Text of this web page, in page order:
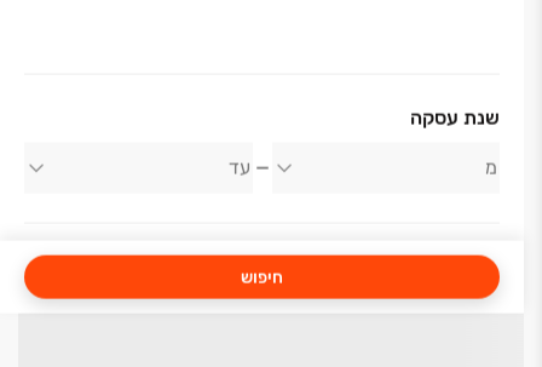
שנת עסקה
חיפוש